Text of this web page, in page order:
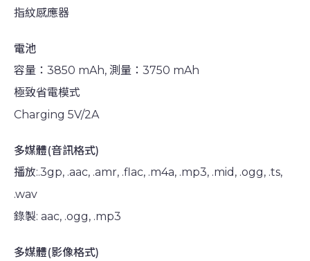
指紋感應器
電池
容量：3850 mAh, 測量：3750 mAh
極致省電模式
Charging 5V/2A
多媒體(音訊格式)
播放:.3gp, .aac, .amr, .flac, .m4a, .mp3, .mid, .ogg, .ts,
.wav
錄製: aac, .ogg, .mp3
多媒體(影像格式)